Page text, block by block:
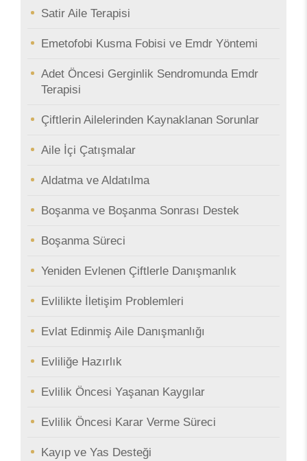
Satir Aile Terapisi
Emetofobi Kusma Fobisi ve Emdr Yöntemi
Adet Öncesi Gerginlik Sendromunda Emdr
Terapisi
Çiftlerin Ailelerinden Kaynaklanan Sorunlar
Aile İçi Çatışmalar
Aldatma ve Aldatılma
Boşanma ve Boşanma Sonrası Destek
Boşanma Süreci
Yeniden Evlenen Çiftlerle Danışmanlık
Evlilikte İletişim Problemleri
Evlat Edinmiş Aile Danışmanlığı
Evliliğe Hazırlık
Evlilik Öncesi Yaşanan Kaygılar
Evlilik Öncesi Karar Verme Süreci
Kayıp ve Yas Desteği